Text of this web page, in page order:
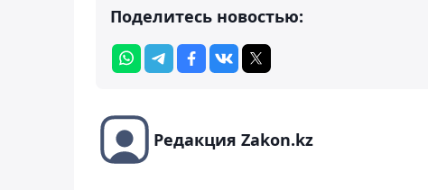
Поделитесь новостью:
Редакция Zakon.kz